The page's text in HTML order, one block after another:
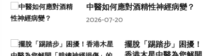
中醫如何應對酒精性神經病變？
2026-07-20
擺脫「踢踏步」困擾！